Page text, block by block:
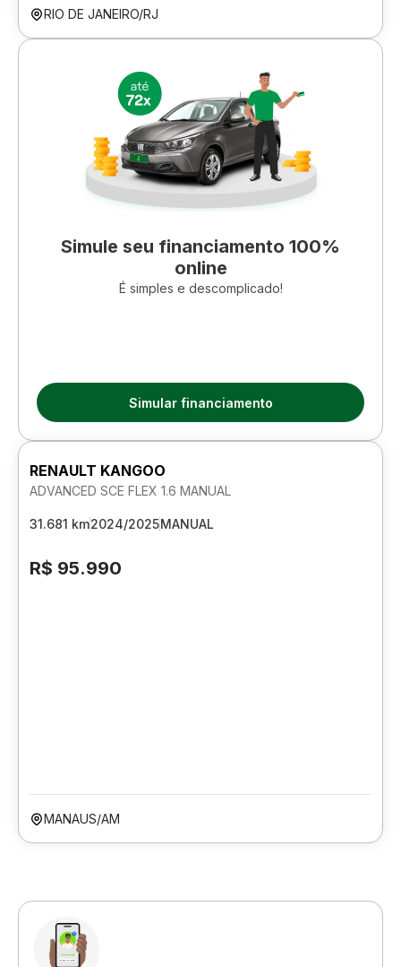
RIO DE JANEIRO/RJ
Simule seu financiamento 100%
online
É simples e descomplicado!
Simular financiamento
RENAULT KANGOO
ADVANCED SCE FLEX 1.6 MANUAL
31.681 km2024/2025MANUAL
R$ 95.990
MANAUS/AM